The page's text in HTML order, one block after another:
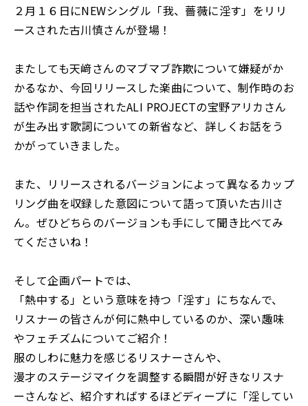
２月１６日にNEWシングル「我、薔薇に淫す」をリリ
ースされた古川慎さんが登場！
またしても天﨑さんのマブマブ詐欺について嫌疑がか
かるなか、今回リリースした楽曲について、制作時のお
話や作詞を担当されたALI PROJECTの宝野アリカさん
が生み出す歌詞についての新省など、詳しくお話をう
かがっていきました。
また、リリースされるバージョンによって異なるカップ
リング曲を収録した意図について語って頂いた古川さ
ん。ぜひどちらのバージョンも手にして聞き比べてみ
てくださいね！
そして企画パートでは、
「熱中する」という意味を持つ「淫す」にちなんで、
リスナーの皆さんが何に熱中しているのか、深い趣味
やフェチズムについてご紹介！
服のしわに魅力を感じるリスナーさんや、
漫才のステージマイクを調整する瞬間が好きなリスナ
ーさんなど、紹介すればするほどディープに「淫してい